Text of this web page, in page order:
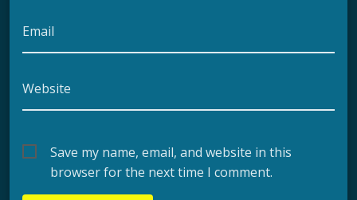
Email
Website
Save my name, email, and website in this
browser for the next time I comment.